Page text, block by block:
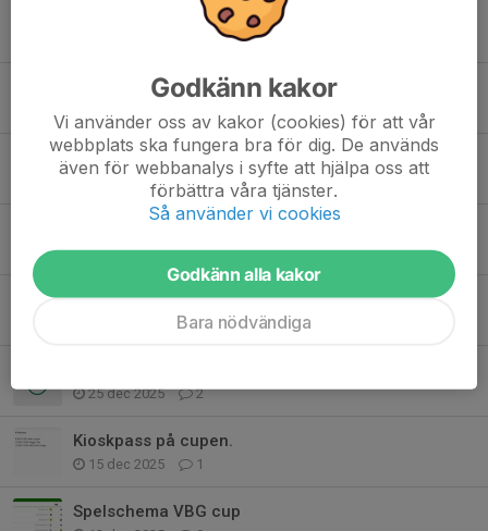
PÅMINNELSE Färgelanda
OBS VIKTIGT! FÄRGELANDA CUP.
ÖIS-Elfsborg
16 apr, 13:40
12 apr, 10:35 0
Fritidskortet
1
25 dec 2025 2
Kioskpass på cupen.
15 dec 2025 1
Spelschema VBG cup
Godkänn kakor
Vi använder oss av kakor (cookies) för att vår
webbplats ska fungera bra för dig. De används
även för webbanalys i syfte att hjälpa oss att
förbättra våra tjänster.
Så använder vi cookies
Godkänn alla kakor
Bara nödvändiga